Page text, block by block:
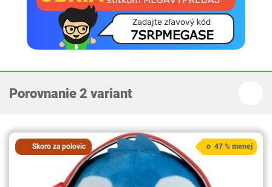
Porovnanie 2 variant
Skoro za polovic o 47 % menej